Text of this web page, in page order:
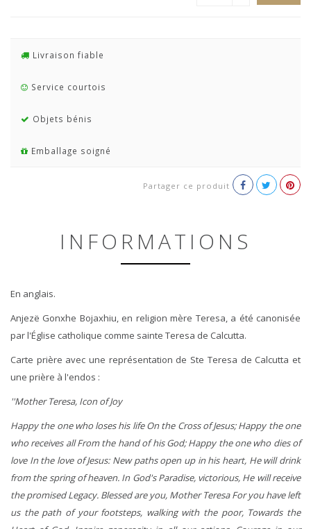
Livraison fiable
Service courtois
Objets bénis
Emballage soigné
Partager ce produit
INFORMATIONS
En anglais.
Anjezë Gonxhe Bojaxhiu, en religion mère Teresa, a été canonisée
par l'Église catholique comme sainte Teresa de Calcutta.
Carte prière avec une représentation de Ste Teresa de Calcutta et
une prière à l'endos :
''Mother Teresa, Icon of Joy
Happy the one who loses his life On the Cross of Jesus; Happy the one
who receives all From the hand of his God; Happy the one who dies of
love In the love of Jesus: New paths open up in his heart, He will drink
from the spring of heaven. In God's Paradise, victorious, He will receive
the promised Legacy. Blessed are you, Mother Teresa For you have left
us the path of your footsteps, walking with the poor, Towards the